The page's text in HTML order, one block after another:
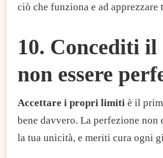
ciò che funziona e ad apprezzare
10. Concediti
non essere
Accettare i propri limiti è il
bene davvero. La perfezione non
la tua unicità, e meriti cura ogni